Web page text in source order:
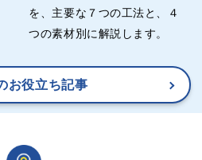
を、主要な７つの工法と、４
つの素材別に解説します。
お役立ち記事